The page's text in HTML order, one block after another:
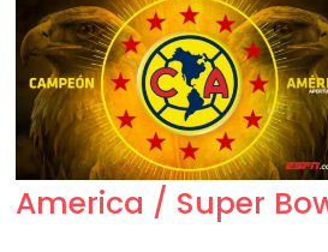
America / Super